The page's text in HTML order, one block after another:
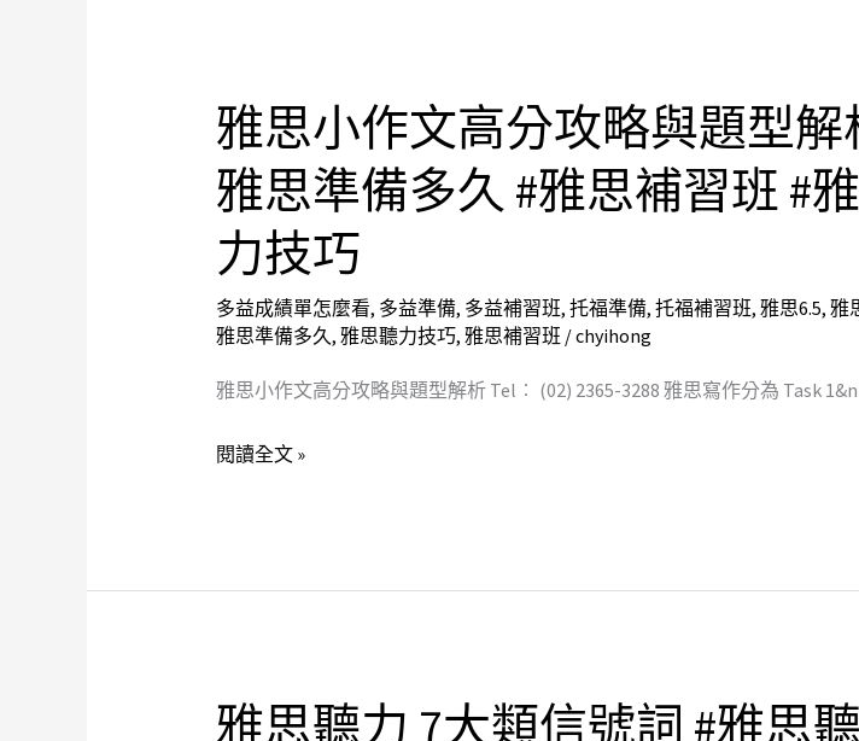
#
雅
思
口
說
庫
雅
聽
#
量
雅思小作文高分攻略與題型解
雅思準備多久 #雅思補習班 #
力技巧
多益成績單怎麼看, 多益準備, 多益補習班, 托福準備, 托福補習班, 雅思6.5, 雅
雅思準備多久, 雅思聽力技巧, 雅思補習班 /chyihong
雅思小作文高分攻略與題型解析 Tel︰ (02) 2365-3288 雅思寫作分為 Task 1&n
雅
思
小
作
文
分
略
題
準
閱讀全文 »
雅思聽力 7大類信號詞 #雅思
雅